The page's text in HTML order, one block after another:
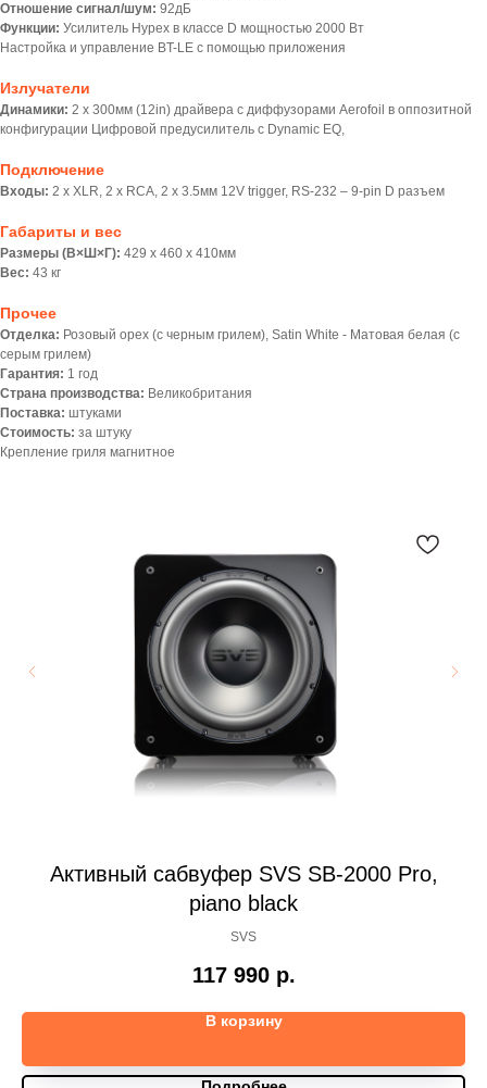
Отношение сигнал/шум: 92дБ
Функции: Усилитель Hypex в классе D мощностью 2000 Вт
Настройка и управление BT-LE с помощью приложения
Излучатели
Динамики: 2 x 300мм (12in) драйвера с диффузорами Aerofoil в оппозитной
конфигурации Цифровой предусилитель с Dynamic EQ,
Подключение
Входы: 2 x XLR, 2 x RCA, 2 x 3.5мм 12V trigger, RS-232 – 9-pin D разъем
Габариты и вес
Размеры (В×Ш×Г): 429 х 460 х 410мм
Вес: 43 кг
Прочее
Отделка: Розовый орех (с черным грилем), Satin White - Матовая белая (с
серым грилем)
Гарантия: 1 год
Страна производства: Великобритания
Поставка: штуками
Стоимость: за штуку
Крепление гриля магнитное
Активный сабвуфер SVS SB-2000 Pro,
piano black
SVS
117 990 р.
В корзину